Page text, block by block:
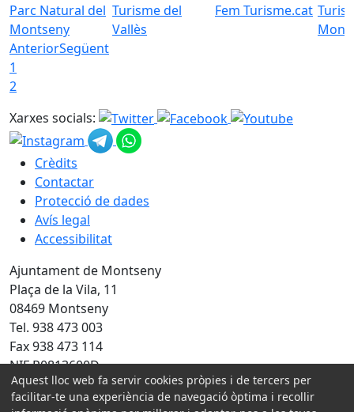
Parc Natural del
Montseny
Turisme del
Vallès
Fem Turisme.cat
AnteriorSegüent
1
2
Xarxes socials:
Crèdits
Contactar
Protecció de dades
Avís legal
Accessibilitat
Ajuntament de Montseny
Plaça de la Vila, 11
08469 Montseny
Tel. 938 473 003
Fax 938 473 114
NIF P0813600D
Amb la col·laboració de:
Aquest lloc web fa servir cookies pròpies i de tercers per
facilitar-te una experiència de navegació òptima i recollir